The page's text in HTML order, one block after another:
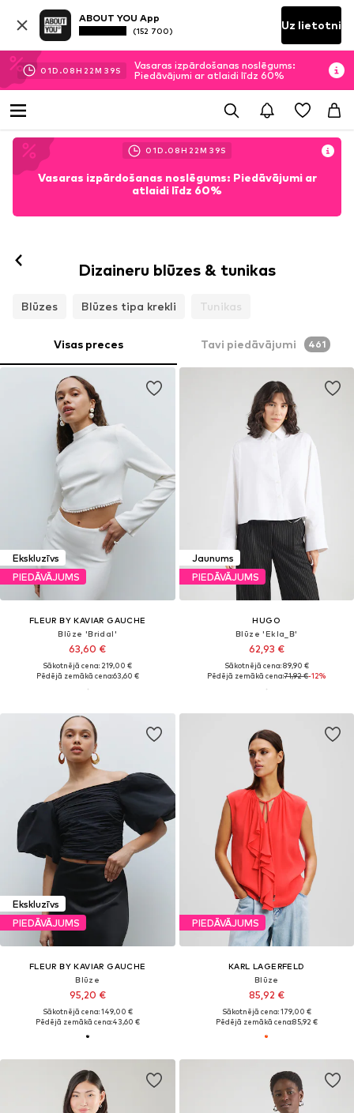
ABOUT YOU App
(152 700) Uz lietotni
01D.08H 22M 36S
Vasaras izpārdošanas noslēgums:
Piedāvājumi ar atlaidi līdz 60%
01D.08H 22M 36S
Vasaras izpārdošanas noslēgums: Piedāvājumi ar
atlaidi līdz 60%
Dizaineru blūzes & tunikas
Blūzes Blūzes tipa krekli Tunikas
Visas preces Tavi piedāvājumi 461
Ekskluzīvs
PIEDĀVĀJUMS
FLEUR BY KAVIAR GAUCHE
Blūze 'Bridal'
63,60 €
Sākotnējā cena: 219,00 €
Pēdējā zemākā cena:63,60 €
Jaunums
PIEDĀVĀJUMS
HUGO
Blūze 'Ekla_B'
62,93 €
Sākotnējā cena: 89,90 €
Pēdējā zemākā cena:71,92 €-12%
Ekskluzīvs
PIEDĀVĀJUMS
FLEUR BY KAVIAR GAUCHE
Blūze
95,20 €
Sākotnējā cena: 149,00 €
Pēdējā zemākā cena:43,60 €
PIEDĀVĀJUMS
KARL LAGERFELD
Blūze
85,92 €
Sākotnējā cena: 179,00 €
Pēdējā zemākā cena:85,92 €